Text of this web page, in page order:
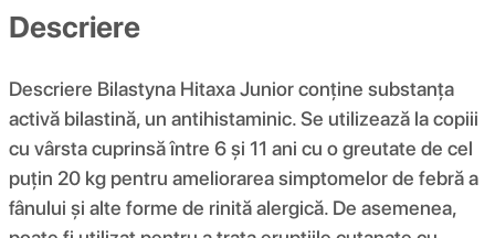
Descriere
Descriere Bilastyna Hitaxa Junior conține substanța
activă bilastină, un antihistaminic. Se utilizează la copiii
cu vârsta cuprinsă între 6 și 11 ani cu o greutate de cel
puțin 20 kg pentru ameliorarea simptomelor de febră a
fânului și alte forme de rinită alergică. De asemenea,